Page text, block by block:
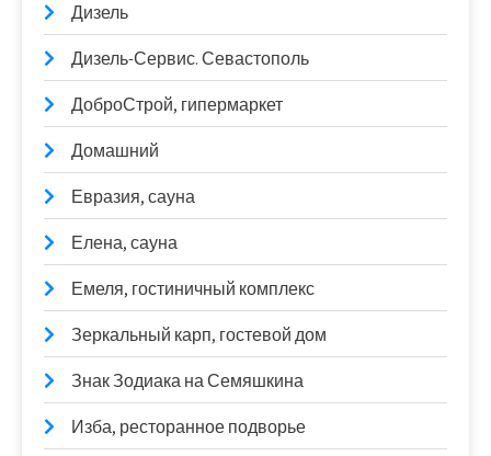
Дизель
Дизель-Сервис. Севастополь
ДоброСтрой, гипермаркет
Домашний
Евразия, сауна
Елена, сауна
Емеля, гостиничный комплекс
Зеркальный карп, гостевой дом
Знак Зодиака на Семяшкина
Изба, ресторанное подворье